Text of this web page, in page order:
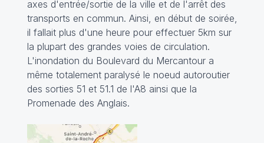
axes d'entrée/sortie de la ville et de l'arrêt des
transports en commun. Ainsi, en début de soirée,
il fallait plus d'une heure pour effectuer 5km sur
la plupart des grandes voies de circulation.
L'inondation du Boulevard du Mercantour a
même totalement paralysé le noeud autoroutier
des sorties 51 et 51.1 de l'A8 ainsi que la
Promenade des Anglais.